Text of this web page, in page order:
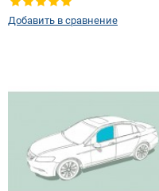
Добавить в сравнение